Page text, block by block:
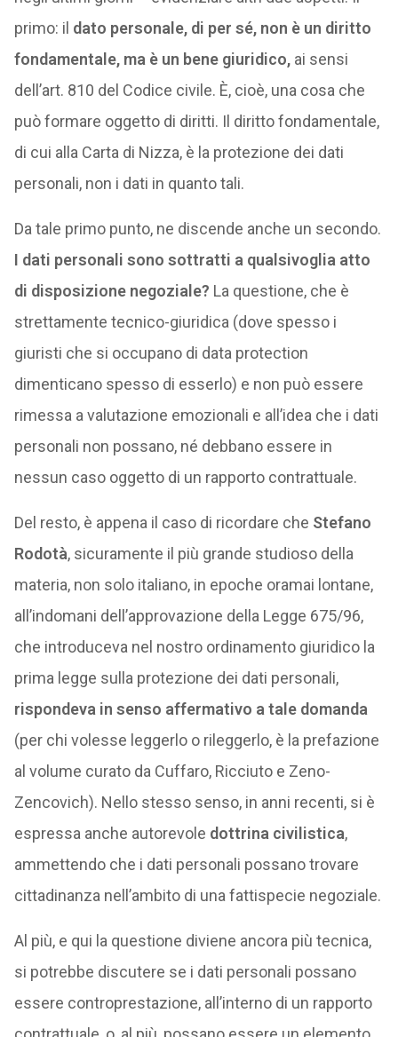
primo: il dato personale, di per sé, non è un diritto
fondamentale, ma è un bene giuridico,ai sensi
dell’art. 810 del Codice civile. È, cioè, una cosa che
può formare oggetto di diritti. Il diritto fondamentale,
di cui alla Carta di Nizza, è la protezione dei dati
personali, non i dati in quanto tali.
Da tale primo punto, ne discende anche un secondo.
I dati personali sono sottratti a qualsivoglia atto
di disposizione negoziale? La questione, che è
strettamente tecnico-giuridica (dove spesso i
giuristi che si occupano di data protection
dimenticano spesso di esserlo) e non può essere
rimessa a valutazione emozionali e all’idea che i dati
personali non possano, né debbano essere in
nessun caso oggetto di un rapporto contrattuale.
Del resto, è appena il caso di ricordare che Stefano
Rodotà, sicuramente il più grande studioso della
materia, non solo italiano, in epoche oramai lontane,
all’indomani dell’approvazione della Legge 675/96,
che introduceva nel nostro ordinamento giuridico la
prima legge sulla protezione dei dati personali,
rispondeva in senso affermativo a tale domanda
(per chi volesse leggerlo o rileggerlo, è la prefazione
al volume curato da Cuffaro, Ricciuto e Zeno-
Zencovich). Nello stesso senso, in anni recenti, si è
espressa anche autorevole dottrina civilistica,
ammettendo che i dati personali possano trovare
cittadinanza nell’ambito di una fattispecie negoziale.
Al più, e qui la questione diviene ancora più tecnica,
si potrebbe discutere se i dati personali possano
essere controprestazione, all’interno di un rapporto